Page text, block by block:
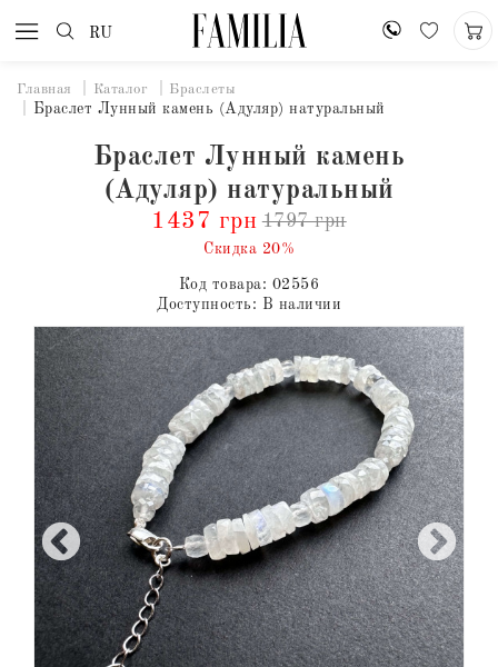
RU
Главная Каталог Браслеты
Браслет Лунный камень (Адуляр) натуральный
Браслет Лунный камень
(Адуляр) натуральный
1437 грн 1797 грн
Скидка 20%
Код товара: 02556
Доступность: В наличии